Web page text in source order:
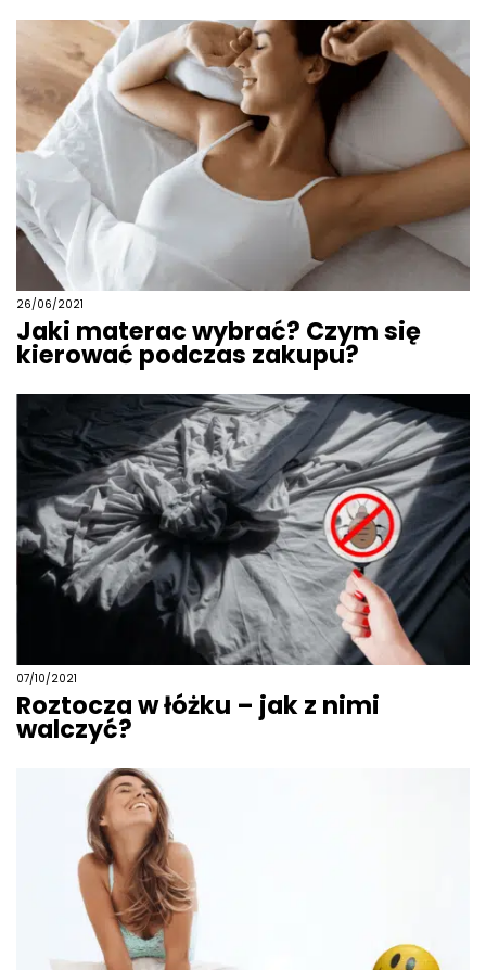
26/06/2021
Jaki materac wybrać? Czym się
kierować podczas zakupu?
07/10/2021
Roztocza w łóżku – jak z nimi
walczyć?